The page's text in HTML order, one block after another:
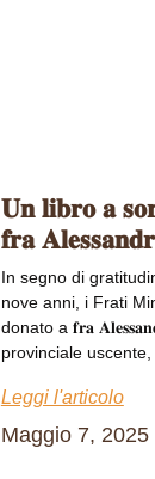
𝐔𝐧 𝐥𝐢𝐛𝐫𝐨 𝐚
𝐟𝐫𝐚
In segno di
nove anni, i Frati
donato a 𝐟𝐫𝐚
provinciale uscente,
Leggi l'articolo
Maggio 7, 2025